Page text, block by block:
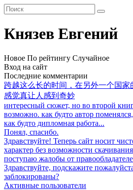
Князев Евгений
Новое По рейтингу Случайное
Вход на сайт
Последние комментарии
跨越这么长的时间，在另外一个国
感觉真让人感到奇妙
интересный сюжет, но во второй
возможно. как будто автор
как будто дипломная работа...
Понял, спасибо.
Здравствуйте! Теперь сайт носит
характер без возможности
поступаю жалобы от
Здравствуйте, подскажите
заблокированы?
Активные пользователи